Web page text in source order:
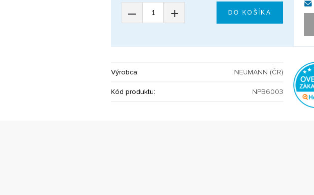
– +
Výrobca: NEUMANN (ČR)
Kód produktu: NPB6003